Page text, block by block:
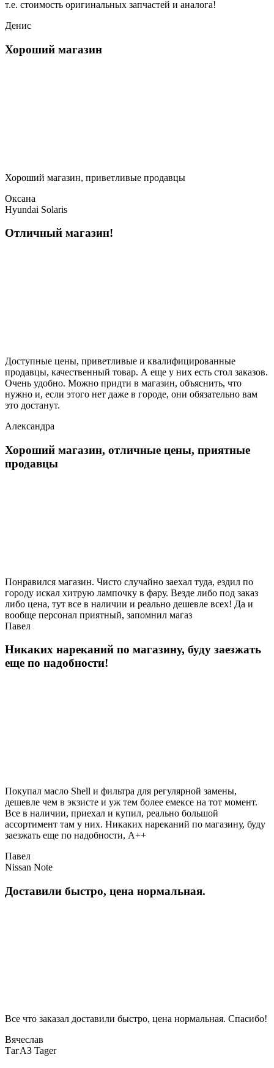
т.е. стоимость оригинальных запчастей и аналога!
Денис
Хороший магазин
Хороший магазин, приветливые продавцы
Оксана
Hyundai Solaris
Отличный магазин!
Доступные цены, приветливые и квалифицированные
продавцы, качественный товар. А еще у них есть стол заказов.
Очень удобно. Можно придти в магазин, объяснить, что
нужно и, если этого нет даже в городе, они обязательно вам
это достанут.
Александра
Хороший магазин, отличные цены, приятные
продавцы
Понравился магазин. Чисто случайно заехал туда, ездил по
городу искал хитрую лампочку в фару. Везде либо под заказ
либо цена, тут все в наличии и реально дешевле всех! Да и
вообще персонал приятный, запомнил магаз
Павел
Никаких нареканий по магазину, буду заезжать
еще по надобности!
Покупал масло Shell и фильтра для регулярной замены,
дешевле чем в экзисте и уж тем более емексе на тот момент.
Все в наличии, приехал и купил, реально большой
ассортимент там у них. Никаких нареканий по магазину, буду
заезжать еще по надобности, A++
Павел
Nissan Note
Доставили быстро, цена нормальная.
Все что заказал доставили быстро, цена нормальная. Спасибо!
Вячеслав
ТагАЗ Tager